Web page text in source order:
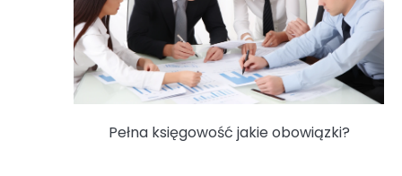
Pełna księgowość jakie obowiązki?